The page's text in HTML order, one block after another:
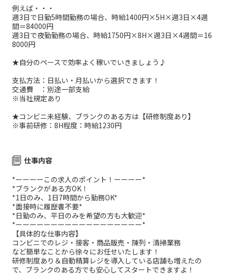
例えば・・・
週3日で日勤5時間勤務の場合、時給1400円×5H×週3日×4週
間＝84000円
週3日で夜勤勤務の場合、時給1750円×8H×週3日×4週間＝16
8000円
★自分のペースで効率よく稼いでいきましょう♪
支払方法：日払い・月払いから選択できます！
交通費 ：別途一部支給
※当社規定あり
★コンビニ未経験、ブランクのある方は【研修制度あり】
※事前研修：8H程度：時給1230円
仕事内容
*ーーーーこの求人のポイント！ーーーー*
*ブランクがある方OK！
*1日のみ、1日7時間から勤務OK*
*面接時に履歴書不要*
*日勤のみ、平日のみを希望の方も大歓迎*
*ーーーーーーーーーーーーーーーーーー*
【具体的な仕事内容】
コンビニでのレジ・接客・商品販売・陳列・清掃業務
など簡単なことから徐々にお任せいたします！
研修制度あり＆自動精算レジを導入している店舗も増えたの
で、ブランクのある方でも安心してスタートできますよ！